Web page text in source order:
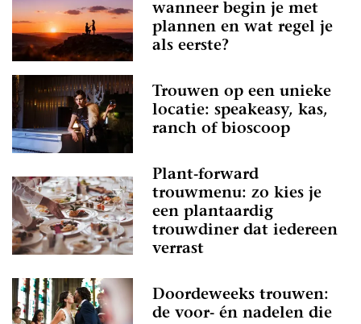
wanneer begin je met
plannen en wat regel je
als eerste?
Trouwen op een unieke
locatie: speakeasy, kas,
ranch of bioscoop
Plant-forward
trouwmenu: zo kies je
een plantaardig
trouwdiner dat iedereen
verrast
Doordeweeks trouwen:
de voor- én nadelen die